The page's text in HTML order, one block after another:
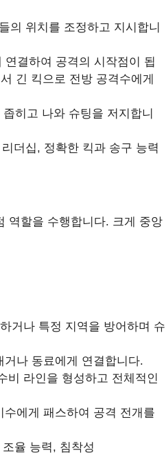
의 위치를 조정하고 지시합니
결하여 공격의 시작점이 됩
긴 킥으로 전방 공격수에게
히고 나와 슈팅을 저지합니
더십, 정확한 킥과 송구 능력
역할을 수행합니다. 크게 중앙
거나 특정 지역을 방어하며 슈
나 동료에게 연결합니다.
비 라인을 형성하고 전체적인
에게 패스하여 공격 전개를
율 능력, 침착성